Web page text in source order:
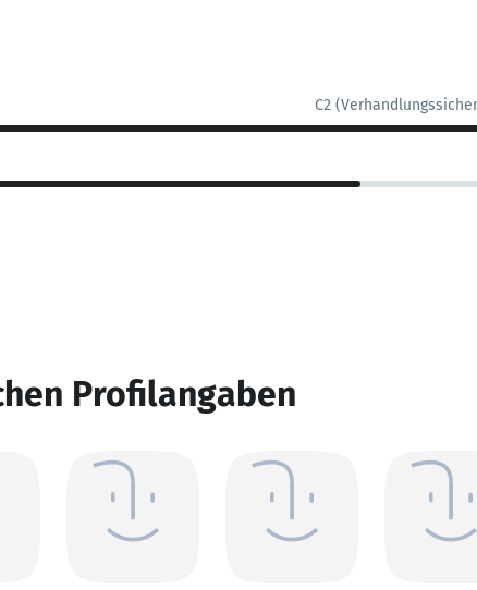
C2
Profilangaben